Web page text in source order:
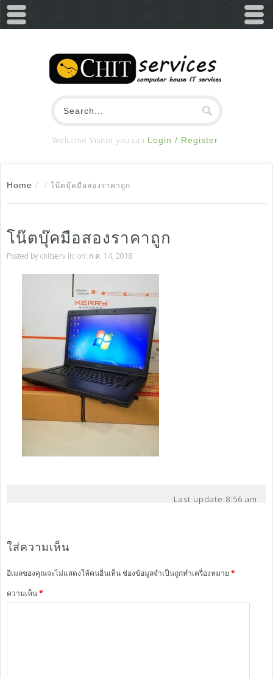
Welcome Visitor you can Login / Register
Home / / โน๊ตบุ๊คมือสองราคาถูก
โน๊ตบุ๊คมือสองราคาถูก
Posted bychitserv in: on: ก.ค. 14, 2018
Last update:8:56 am
ใส่ความเห็น
อีเมลของคุณจะไม่แสดงให้คนอื่นเห็นช่องข้อมูลจำเป็นถูกทำเครื่องหมาย *
ความเห็น*